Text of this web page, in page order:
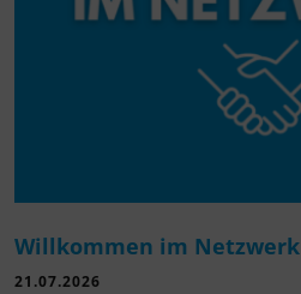
Willkommen im Netzwerk
21.07.2026